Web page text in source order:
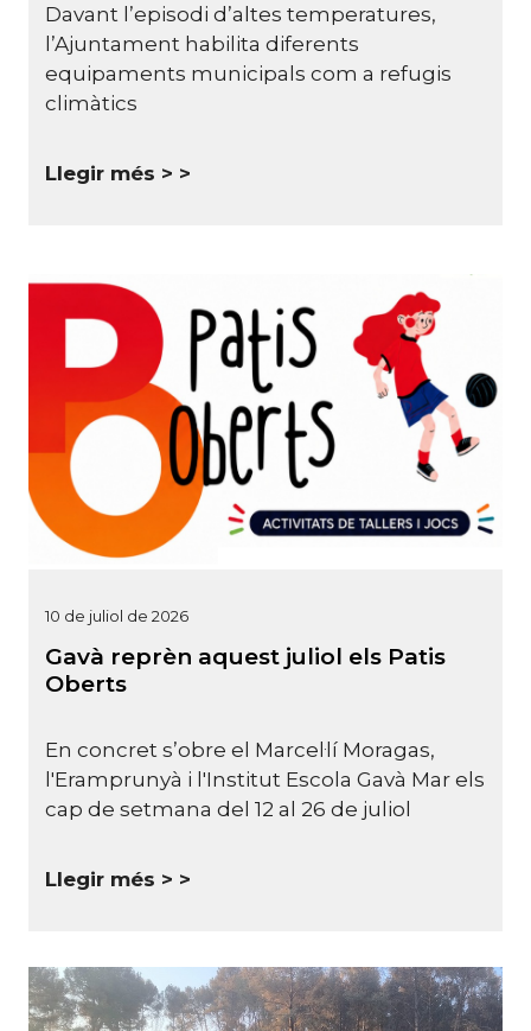
Davant l’episodi d’altes temperatures,
l’Ajuntament habilita diferents
equipaments municipals com a refugis
climàtics
Llegir més >
10 de juliol de 2026
Gavà reprèn aquest juliol els Patis
Oberts
En concret s’obre el Marcel·lí Moragas,
l'Eramprunyà i l'Institut Escola Gavà Mar els
cap de setmana del 12 al 26 de juliol
Llegir més >